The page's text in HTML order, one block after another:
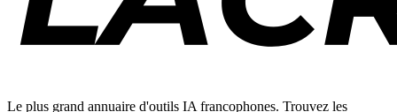
Le plus grand annuaire d'outils IA francophones. Trouvez les